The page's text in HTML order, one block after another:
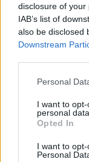
disclosure of
IAB’s list of
also be disclosed
Downstream
Personal
I want to
personal data.
Opted In
I want to
Personal
05/09/2010
Economia
Europa
Alessandro